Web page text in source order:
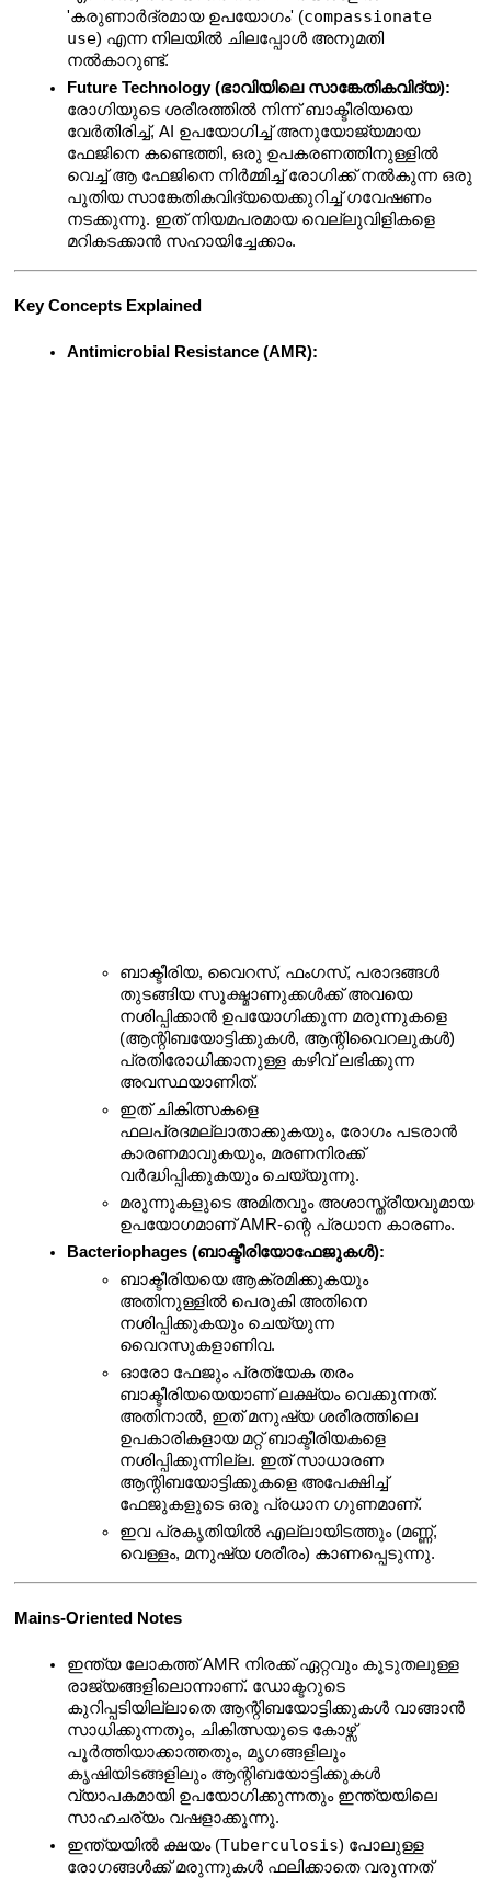
'കരുണാർദ്രമായ ഉപയോഗം' (compassionate
use) എന്ന നിലയിൽ ചിലപ്പോൾ അനുമതി
നൽകാറുണ്ട്.
Future Technology (ഭാവിയിലെ സാങ്കേതികവിദ്യ):
രോഗിയുടെ ശരീരത്തിൽ നിന്ന് ബാക്ടീരിയയെ
വേർതിരിച്ച്, AI ഉപയോഗിച്ച് അനുയോജ്യമായ
ഫേജിനെ കണ്ടെത്തി, ഒരു ഉപകരണത്തിനുള്ളിൽ
വെച്ച് ആ ഫേജിനെ നിർമ്മിച്ച് രോഗിക്ക് നൽകുന്ന ഒരു
പുതിയ സാങ്കേതികവിദ്യയെക്കുറിച്ച് ഗവേഷണം
നടക്കുന്നു. ഇത് നിയമപരമായ വെല്ലുവിളികളെ
മറികടക്കാൻ സഹായിച്ചേക്കാം.
Key Concepts Explained
Antimicrobial Resistance (AMR):
ബാക്ടീരിയ, വൈറസ്, ഫംഗസ്, പരാദങ്ങൾ
തുടങ്ങിയ സൂക്ഷ്മാണുക്കൾക്ക് അവയെ
നശിപ്പിക്കാൻ ഉപയോഗിക്കുന്ന മരുന്നുകളെ
(ആന്റിബയോട്ടിക്കുകൾ, ആന്റിവൈറലുകൾ)
പ്രതിരോധിക്കാനുള്ള കഴിവ് ലഭിക്കുന്ന
അവസ്ഥയാണിത്.
ഇത് ചികിത്സകളെ
ഫലപ്രദമല്ലാതാക്കുകയും, രോഗം പടരാൻ
കാരണമാവുകയും, മരണനിരക്ക്
വർദ്ധിപ്പിക്കുകയും ചെയ്യുന്നു.
മരുന്നുകളുടെ അമിതവും അശാസ്ത്രീയവുമായ
ഉപയോഗമാണ് AMR-ന്റെ പ്രധാന കാരണം.
Bacteriophages (ബാക്ടീരിയോഫേജുകൾ):
ബാക്ടീരിയയെ ആക്രമിക്കുകയും
അതിനുള്ളിൽ പെരുകി അതിനെ
നശിപ്പിക്കുകയും ചെയ്യുന്ന
വൈറസുകളാണിവ.
ഓരോ ഫേജും പ്രത്യേക തരം
ബാക്ടീരിയയെയാണ് ലക്ഷ്യം വെക്കുന്നത്.
അതിനാൽ, ഇത് മനുഷ്യ ശരീരത്തിലെ
ഉപകാരികളായ മറ്റ് ബാക്ടീരിയകളെ
നശിപ്പിക്കുന്നില്ല. ഇത് സാധാരണ
ആന്റിബയോട്ടിക്കുകളെ അപേക്ഷിച്ച്
ഫേജുകളുടെ ഒരു പ്രധാന ഗുണമാണ്.
ഇവ പ്രകൃതിയിൽ എല്ലായിടത്തും (മണ്ണ്,
വെള്ളം, മനുഷ്യ ശരീരം) കാണപ്പെടുന്നു.
Mains-Oriented Notes
ഇന്ത്യ ലോകത്ത് AMR നിരക്ക് ഏറ്റവും കൂടുതലുള്ള
രാജ്യങ്ങളിലൊന്നാണ്. ഡോക്ടറുടെ
കുറിപ്പടിയില്ലാതെ ആന്റിബയോട്ടിക്കുകൾ വാങ്ങാൻ
സാധിക്കുന്നതും, ചികിത്സയുടെ കോഴ്സ്
പൂർത്തിയാക്കാത്തതും, മൃഗങ്ങളിലും
കൃഷിയിടങ്ങളിലും ആന്റിബയോട്ടിക്കുകൾ
വ്യാപകമായി ഉപയോഗിക്കുന്നതും ഇന്ത്യയിലെ
സാഹചര്യം വഷളാക്കുന്നു.
ഇന്ത്യയിൽ ക്ഷയം (Tuberculosis) പോലുള്ള
രോഗങ്ങൾക്ക് മരുന്നുകൾ ഫലിക്കാതെ വരുന്നത്